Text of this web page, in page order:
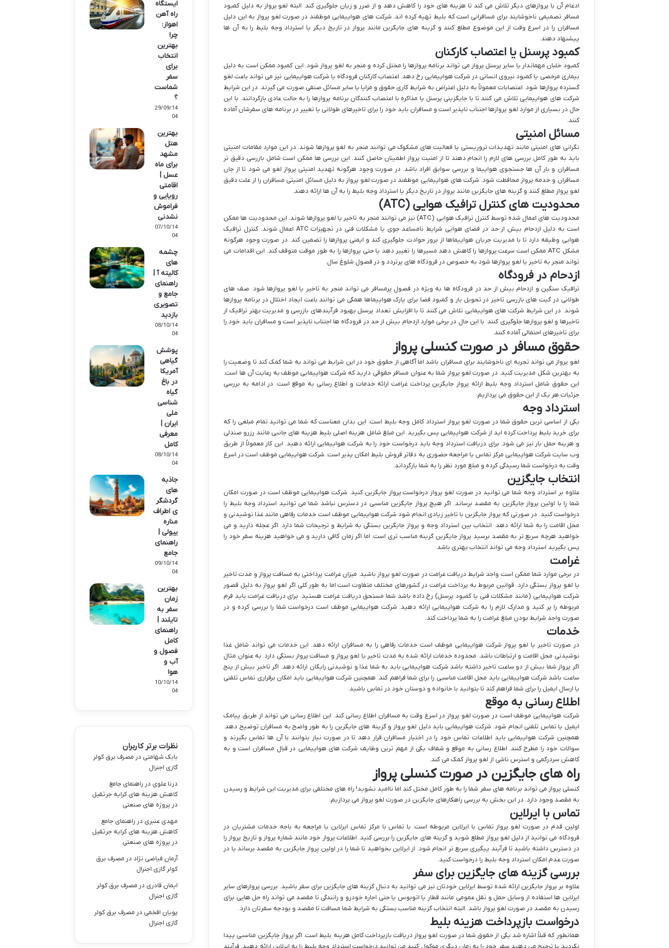
ادغام آن با پروازهای دیگر تلاش می کند تا هزینه های خود را کاهش دهد و از ضرر و زیان جلوگیری کند. البته لغو پرواز به دلیل کمبود
مسافر تصمیمی ناخوشایند برای مسافرانی است که بلیط تهیه کرده اند. شرکت های هواپیمایی موظفند در صورت لغو پرواز به این دلیل
مسافران را در اسرع وقت از این موضوع مطلع کنند و گزینه های جایگزین مانند پرواز در تاریخ دیگر یا استرداد وجه بلیط را به آن ها
پیشنهاد دهند.
کمبود پرسنل یا اعتصاب کارکنان
کمبود خلبان مهماندار یا سایر پرسنل پرواز می تواند برنامه پروازها را مختل کرده و منجر به لغو پرواز شود. این کمبود ممکن است به دلیل
بیماری مرخصی یا کمبود نیروی انسانی در شرکت هواپیمایی رخ دهد. اعتصاب کارکنان فرودگاه یا شرکت هواپیمایی نیز می تواند باعث لغو
گسترده پروازها شود. اعتصابات معمولاً به دلیل اعتراض به شرایط کاری حقوق و مزایا یا سایر مسائل صنفی صورت می گیرند. در این شرایط
شرکت های هواپیمایی تلاش می کنند تا با جایگزینی پرسنل یا مذاکره با اعتصاب کنندگان برنامه پروازها را به حالت عادی بازگردانند. با این
حال در بسیاری از موارد لغو پروازها اجتناب ناپذیر است و مسافران باید خود را برای تاخیرهای طولانی یا تغییر در برنامه های سفرشان آماده
کنند.
مسائل امنیتی
نگرانی های امنیتی مانند تهدیدات تروریستی یا فعالیت های مشکوک می توانند منجر به لغو پروازها شوند. در این موارد مقامات امنیتی
باید به طور کامل بررسی های لازم را انجام دهند تا از امنیت پرواز اطمینان حاصل کنند. این بررسی ها ممکن است شامل بازرسی دقیق تر
مسافران و بار آن ها جستجوی هواپیما و بررسی سوابق افراد باشد. در صورت وجود هرگونه تهدید امنیتی پرواز لغو می شود تا از جان
مسافران و خدمه پرواز محافظت شود. شرکت های هواپیمایی موظفند در صورت لغو پرواز به دلیل مسائل امنیتی مسافران را از علت دقیق
لغو پرواز مطلع کنند و گزینه های جایگزین مانند پرواز در تاریخ دیگر یا استرداد وجه بلیط را به آن ها ارائه دهند.
محدودیت های کنترل ترافیک هوایی (ATC)
محدودیت های اعمال شده توسط کنترل ترافیک هوایی (ATC) نیز می توانند منجر به تاخیر یا لغو پروازها شوند. این محدودیت ها ممکن
است به دلیل ازدحام بیش از حد در فضای هوایی شرایط نامساعد جوی یا مشکلات فنی در تجهیزات ATC اعمال شوند. کنترل ترافیک
هوایی وظیفه دارد تا با مدیریت جریان هواپیماها از بروز حوادث جلوگیری کند و ایمنی پروازها را تضمین کند. در صورت وجود هرگونه
مشکل ATC ممکن است سرعت پروازها را کاهش دهد مسیرها را تغییر دهد یا حتی پروازها را به طور موقت متوقف کند. این اقدامات می
تواند منجر به تاخیر یا لغو پروازها شود به خصوص در فرودگاه های پرتردد و در فصول شلوغ سال.
ازدحام در فرودگاه
ترافیک سنگین و ازدحام بیش از حد در فرودگاه ها به ویژه در فصول پرمسافر می تواند منجر به تاخیر یا لغو پروازها شود. صف های
طولانی در گیت های بازرسی تاخیر در تحویل بار و کمبود فضا برای پارک هواپیماها همگی می توانند باعث ایجاد اختلال در برنامه پروازها
شوند. در این شرایط شرکت های هواپیمایی تلاش می کنند تا با افزایش تعداد پرسنل بهبود فرآیندهای بازرسی و مدیریت بهتر ترافیک از
تاخیرها و لغو پروازها جلوگیری کنند. با این حال در برخی موارد ازدحام بیش از حد در فرودگاه ها اجتناب ناپذیر است و مسافران باید خود را
برای تاخیرهای احتمالی آماده کنند.
حقوق مسافر در صورت کنسلی پرواز
لغو پرواز می تواند تجربه ای ناخوشایند برای مسافران باشد اما آگاهی از حقوق خود در این شرایط می تواند به شما کمک کند تا وضعیت را
به بهترین شکل مدیریت کنید. در صورت لغو پرواز شما به عنوان مسافر حقوقی دارید که شرکت هواپیمایی موظف به رعایت آن ها است.
این حقوق شامل استرداد وجه بلیط ارائه پرواز جایگزین پرداخت غرامت ارائه خدمات و اطلاع رسانی به موقع است. در ادامه به بررسی
جزئیات هر یک از این حقوق می پردازیم:
استرداد وجه
یکی از اساسی ترین حقوق شما در صورت لغو پرواز استرداد کامل وجه بلیط است. این بدان معناست که شما می توانید تمام مبلغی را که
برای خرید بلیط پرداخت کرده اید از شرکت هواپیمایی پس بگیرید. این مبلغ شامل هزینه اصلی بلیط هزینه های جانبی مانند رزرو صندلی
و هزینه حمل بار نیز می شود. برای دریافت استرداد وجه باید درخواست خود را به شرکت هواپیمایی ارائه دهید. این کار معمولاً از طریق
وب سایت شرکت هواپیمایی مرکز تماس یا مراجعه حضوری به دفاتر فروش بلیط امکان پذیر است. شرکت هواپیمایی موظف است در اسرع
وقت به درخواست شما رسیدگی کرده و مبلغ مورد نظر را به شما بازگرداند.
انتخاب جایگزین
علاوه بر استرداد وجه شما می توانید در صورت لغو پرواز درخواست پرواز جایگزین کنید. شرکت هواپیمایی موظف است در صورت امکان
شما را با اولین پرواز جایگزین به مقصد برساند. اگر هیچ پرواز جایگزین مناسبی در دسترس نباشد شما می توانید استرداد وجه بلیط را
درخواست کنید. در صورتی که پرواز جایگزین با تاخیر زیادی انجام شود شرکت هواپیمایی موظف است خدمات رفاهی مانند غذا نوشیدنی و
محل اقامت را به شما ارائه دهد. انتخاب بین استرداد وجه و پرواز جایگزین بستگی به شرایط و ترجیحات شما دارد. اگر عجله دارید و می
خواهید هرچه سریع تر به مقصد برسید پرواز جایگزین گزینه مناسب تری است. اما اگر زمان کافی دارید و می خواهید هزینه سفر خود را
پس بگیرید استرداد وجه می تواند انتخاب بهتری باشد.
غرامت
در برخی موارد شما ممکن است واجد شرایط دریافت غرامت در صورت لغو پرواز باشید. میزان غرامت پرداختی به مسافت پرواز و مدت تاخیر
یا لغو پرواز بستگی دارد. قوانین مربوط به پرداخت غرامت در کشورهای مختلف متفاوت است اما به طور کلی اگر لغو پرواز به دلیل قصور
شرکت هواپیمایی (مانند مشکلات فنی یا کمبود پرسنل) رخ داده باشد شما مستحق دریافت غرامت هستید. برای دریافت غرامت باید فرم
مربوطه را پر کنید و مدارک لازم را به شرکت هواپیمایی ارائه دهید. شرکت هواپیمایی موظف است درخواست شما را بررسی کرده و در
صورت واجد شرایط بودن مبلغ غرامت را به شما پرداخت کند.
خدمات
در صورت تاخیر یا لغو پرواز شرکت هواپیمایی موظف است خدمات رفاهی را به مسافران ارائه دهد. این خدمات می تواند شامل غذا
نوشیدنی محل اقامت و ارتباطات باشد. محدوده خدمات ارائه شده به مدت تاخیر یا لغو پرواز و مسافت پرواز بستگی دارد. به عنوان مثال
اگر پرواز شما بیش از دو ساعت تاخیر داشته باشد شرکت هواپیمایی باید به شما غذا و نوشیدنی رایگان ارائه دهد. اگر تاخیر بیش از پنج
ساعت باشد شرکت هواپیمایی باید محل اقامت مناسبی را برای شما فراهم کند. همچنین شرکت هواپیمایی باید امکان برقراری تماس تلفنی
یا ارسال ایمیل را برای شما فراهم کند تا بتوانید با خانواده و دوستان خود در تماس باشید.
اطلاع رسانی به موقع
شرکت هواپیمایی موظف است در صورت لغو پرواز در اسرع وقت به مسافران اطلاع رسانی کند. این اطلاع رسانی می تواند از طریق پیامک
ایمیل یا تماس تلفنی انجام شود. شرکت هواپیمایی باید دلیل لغو پرواز و گزینه های جایگزین را به طور واضح به مسافران توضیح دهد.
همچنین شرکت هواپیمایی باید اطلاعات تماس خود را در اختیار مسافران قرار دهد تا در صورت نیاز بتوانند با آن ها تماس بگیرند و
سوالات خود را مطرح کنند. اطلاع رسانی به موقع و شفاف یکی از مهم ترین وظایف شرکت های هواپیمایی در قبال مسافران است و به
کاهش سردرگمی و استرس ناشی از لغو پرواز کمک می کند.
راه های جایگزین در صورت کنسلی پرواز
کنسلی پرواز می تواند برنامه های سفر شما را به طور کامل مختل کند اما ناامید نشوید! راه های مختلفی برای مدیریت این شرایط و رسیدن
به مقصد وجود دارد. در این بخش به بررسی راهکارهای جایگزین در صورت لغو پرواز می پردازیم:
تماس با ایرلاین
اولین قدم در صورت لغو پرواز تماس با ایرلاین مربوطه است. با تماس با مرکز تماس ایرلاین یا مراجعه به باجه خدمات مشتریان در
فرودگاه می توانید از دلیل لغو پرواز مطلع شوید و گزینه های جایگزین را بررسی کنید. اطلاعات پرواز خود مانند شماره پرواز و تاریخ پرواز را
در دسترس داشته باشید تا فرآیند پیگیری سریع تر انجام شود. از ایرلاین بخواهید تا شما را در اولین پرواز جایگزین به مقصد برساند یا در
صورت عدم امکان استرداد وجه بلیط را درخواست کنید.
بررسی گزینه های جایگزین برای سفر
علاوه بر پرواز جایگزین ارائه شده توسط ایرلاین خودتان نیز می توانید به دنبال گزینه های جایگزین برای سفر باشید. بررسی پروازهای سایر
ایرلاین ها استفاده از وسایل حمل و نقل عمومی مانند قطار یا اتوبوس یا حتی اجاره خودرو و رانندگی تا مقصد می تواند راه حل هایی برای
رسیدن به مقصد در صورت لغو پرواز باشد. البته انتخاب گزینه مناسب بستگی به شرایط شما مسافت تا مقصد و بودجه سفرتان دارد.
درخواست بازپرداخت هزینه بلیط
همانطور که قبلاً اشاره شد یکی از حقوق شما در صورت لغو پرواز دریافت بازپرداخت کامل هزینه بلیط است. اگر پرواز جایگزین مناسبی پیدا
ایستگاه
راه آهن
اهواز:
چرا
بهترین
انتخاب
برای
سفر
شماست
؟
29/09/14
04
بهترین
هتل
مشهد
برای ماه
عسل |
اقامتی
رویایی و
فراموش
نشدنی
07/10/14
04
چشمه
های
کالیته آ |
راهنمای
جامع و
تصویری
بازدید
08/10/14
04
پوشش
گیاهی
آمریکا
در باغ
گیاه
شناسی
ملی
ایران |
معرفی
کامل
08/10/14
04
جاذبه
های
گردشگر
ی اطراف
مناره
ییولی |
راهنمای
جامع
09/10/14
04
بهترین
زمان
سفر به
تایلند |
راهنمای
کامل
فصول و
آب و
هوا
10/10/14
04
نظرات برتر کاربران
بابک شهامتی در مصرف برق کولر
گازی اجنرال
درنا علوی در راهنمای جامع
کاهش هزینه های کرایه جرثقیل
در پروژه های صنعتی
مهدی عنبری در راهنمای جامع
کاهش هزینه های کرایه جرثقیل
در پروژه های صنعتی
آرمان فیاضی نژاد در مصرف برق
کولر گازی اجنرال
ایمان قادری در مصرف برق کولر
گازی اجنرال
پویان افخمی در مصرف برق کولر
گازی اجنرال